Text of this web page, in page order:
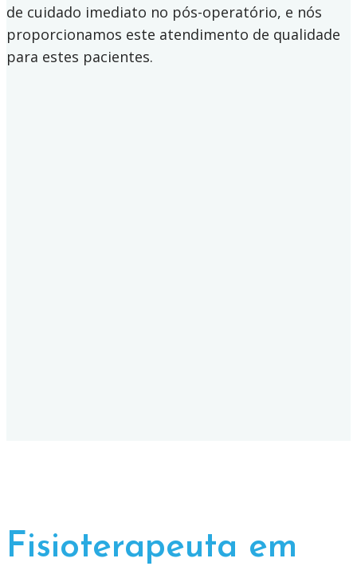
de cuidado imediato no pós-operatório, e nós
proporcionamos este atendimento de qualidade
para estes pacientes.
Fisioterapeuta em